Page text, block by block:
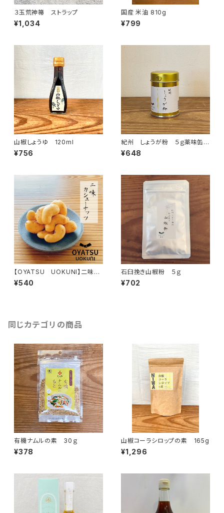
３玉荒神箒 ストラップ
¥1,034
国産 米油 810g
¥799
山椒しょうゆ 120ml
¥756
紀州 しょうが粉 ５ｇ薬味缶付
き
¥648
【OYATSU UOKUNI】二味カ
シューナッツ
¥540
石臼挽き山椒粉 ５ｇ
¥702
同じカテゴリの商品
有機ナムルの素 30ｇ
¥378
山椒コーラシロップの素 165g
¥1,296